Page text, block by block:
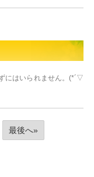
にはいられません。(*´▽
最後へ»